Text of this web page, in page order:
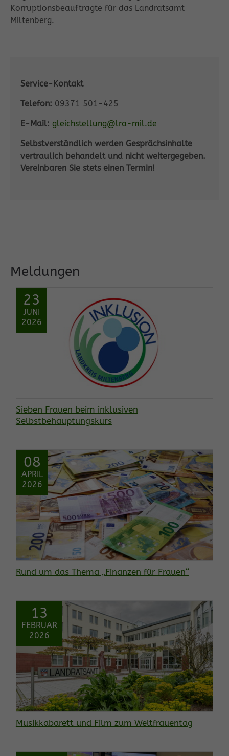
Korruptionsbeauftragte für das Landratsamt
Miltenberg.
Service-Kontakt
Telefon: 09371 501-425
E-Mail: gleichstellung@lra-mil.de
Selbstverständlich werden Gesprächsinhalte
vertraulich behandelt und nicht weitergegeben.
Vereinbaren Sie stets einen Termin!
Meldungen
23
JUNI
2026
Sieben Frauen beim inklusiven
Selbstbehauptungskurs
08
APRIL
2026
Rund um das Thema „Finanzen für Frauen“
13
FEBRUAR
2026
Musikkabarett und Film zum Weltfrauentag